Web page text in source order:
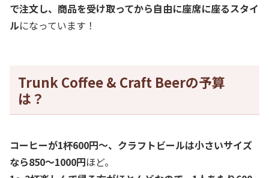
で注文し、商品を受け取ってから自由に座席に座るスタイ
ルになっています！
Trunk Coffee & Craft Beerの予算
は？
コーヒーが1杯600円～、クラフトビールは小さいサイズ
なら850～1000円ほど。